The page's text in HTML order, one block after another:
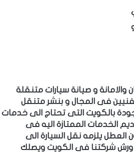
والامانة و صيانة سيارات متنقلة
فى المجال و بنشر متنقل
بالكويت التى تحتاج الى خدمات
الخدمات ا لممتازة اليه فى
العطل يلزمه نقل السيارة الى
ورش شركتنا فى الكويت ويصلك